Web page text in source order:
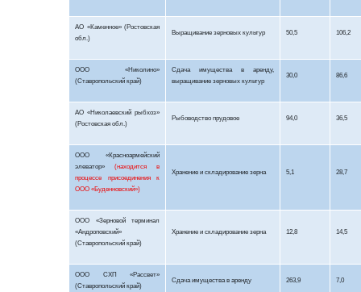
АО «Каменное» (Ростовская
обл.)
Выращивание зерновых культур 50,5 106,2
ООО «Николино»
(Ставропольский край)
Сдача имущества в аренду,
выращивание зерновых культур
30,0 86,6
АО «Николаевский рыбхоз»
(Ростовская обл.)
Рыбоводство прудовое 94,0 36,5
ООО «Красноармейский
элеватор» (находится в
процессе присоединения к
ООО «Буденновский»)
Хранение и складирование зерна 5,1 28,7
ООО «Зерновой терминал
«Андроповский»
(Ставропольский край)
Хранение и складирование зерна 12,8 14,5
ООО СХП «Рассвет»
(Ставропольский край)
Сдача имущества в аренду 263,9 7,0